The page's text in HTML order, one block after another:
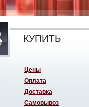
КУПИТЬ
Цены
Оплата
Доставка
Самовывоз